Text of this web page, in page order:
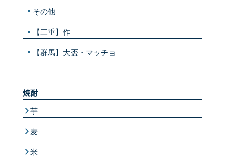
その他
【三重】作
【群馬】大盃・マッチョ
焼酎
芋
麦
米